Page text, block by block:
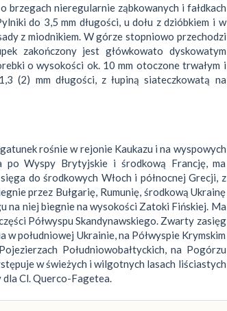
brzegach nieregularnie ząbkowanych i fałdkach
do 3,5 mm długości, u dołu z dzióbkiem i w
z miodnikiem. W górze stopniowo przechodzi
zakończony jest główkowato dyskowatym
o wysokości ok. 10 mm otoczone trwałym i
(2) mm długości, z łupiną siateczkowatą na
rośnie w rejonie Kaukazu i na wyspowych
po Wyspy Brytyjskie i środkową Francję, ma
do środkowych Włoch i północnej Grecji, z
przez Bułgarię, Rumunię, środkową Ukrainę
na niej biegnie na wysokości Zatoki Fińskiej. Ma
Półwyspu Skandynawskiego. Zwarty zasięg
południowej Ukrainie, na Półwyspie Krymskim
Południowobałtyckich, na Pogórzu
w świeżych i wilgotnych lasach liściastych
Cl. Querco-Fagetea.